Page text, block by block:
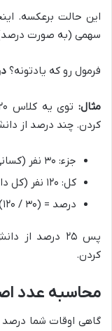
این حالت برعکسه.
سهمی (به صورت درصد)
فرمول رو که یادتونه؟
مثال:
کردن. چند درصد از
جزء: ۳۰ نفر (کسانی که ثبت نام کردن)
کل: ۱۲۰ نفر (کل دانش آموزان)
درصد = (۳۰ / ۱۲۰) × ۱۰۰ = ۰.۲۵ × ۱۰۰ = ۲۵٪
پس ۲۵ درصد
کردن.
محاسبه عدد
گاهی اوقات شما درصد